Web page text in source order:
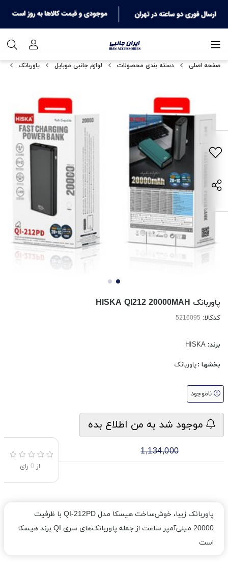
صفحه اصلی دسته بندی محصولات لوازم جانبی موبایل پاوربانک
پاوربانک HISKA QI212 20000MAH
کدکالا:
برند: HISKA
بخشها :پاوربانک
ناموجود
موجود شد به من اطلاع بده
1,134,000
از 0 رای
پاوربانک زیبا، خوش‌ساخت هیسکا مدل QI-212PD با ظرفیت
20000 میلی‌آمپر ساعت از جمله پاوربانک‌های سری QI برند هیسکا
است